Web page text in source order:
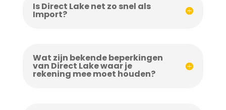
Is Direct Lake net zo snel als
Import?
Wat zijn bekende beperkingen
van Direct Lake waar je
rekening mee moet houden?